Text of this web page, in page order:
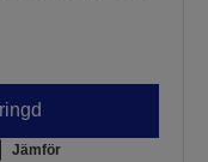
Jämför